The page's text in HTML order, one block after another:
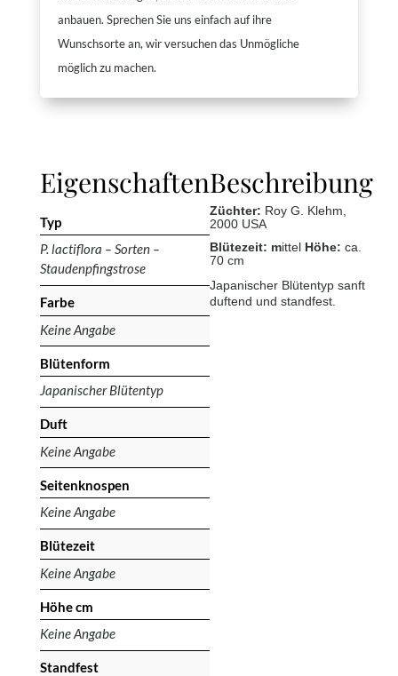
anbauen. Sprechen Sie uns einfach auf ihre
Wunschsorte an, wir versuchen das Unmögliche
möglich zu machen.
Eigenschaften
Typ
P. lactiflora – Sorten –
Staudenpfingstrose
Farbe
Keine Angabe
Blütenform
Japanischer Blütentyp
Duft
Keine Angabe
Seitenknospen
Keine Angabe
Blütezeit
Keine Angabe
Höhe cm
Keine Angabe
Standfest
Beschreibung
Züchter: Roy G. Klehm,
2000 USA
Blütezeit: mittel Höhe: ca.
70 cm
Japanischer Blütentyp sanft
duftend und standfest.